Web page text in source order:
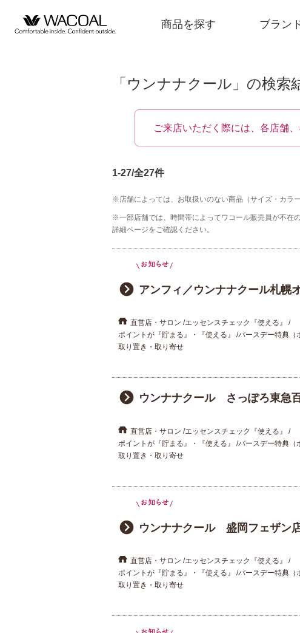
商品を探す ブラン
商品を探す
店舗検索
新着情報
お知らせ
ワコールウェブストア
公式アプリ
ニュース＆トピックス
「ウンナナクール」の検索
ご来店いただく際には、各店舗
1-27/全27件
※店舗によっては、お取扱いのない商品（サイズ・カラ
※一部店舗では、時間帯によってワコール販売員が不在
詳細ページをご確認ください。
アンフィ／ウンナナクール札幌
直営店・サロン エッセンスチェック『使える』
ポイントが『貯まる』・『使える』
バースデー特典（
取り置き・取り寄せ
ウンナナクール さっぽろ東急
直営店・サロン エッセンスチェック『使える』
ポイントが『貯まる』・『使える』
バースデー特典（
取り置き・取り寄せ
ウンナナクール 盛岡フェザン
直営店・サロン エッセンスチェック『使える』
ポイントが『貯まる』・『使える』
バースデー特典（
取り置き・取り寄せ